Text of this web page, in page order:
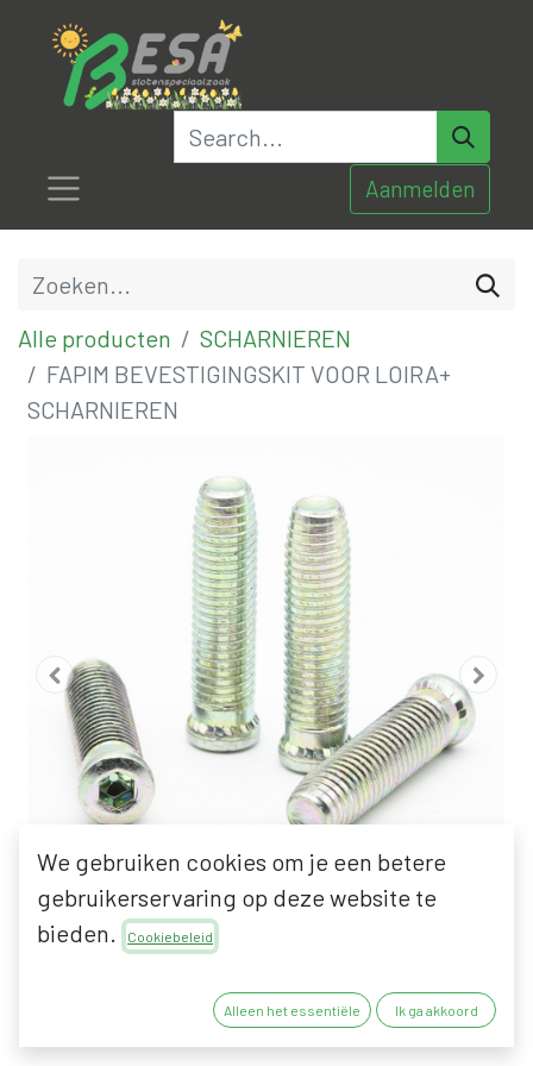
Aanmelden
Alle producten
SCHARNIEREN
FAPIM BEVESTIGINGSKIT VOOR LOIRA+
SCHARNIEREN
FAPIM BEVESTIGINGSKIT
VOOR LOIRA+
We gebruiken cookies om je een betere
gebruikerservaring op deze website te
bieden.
Cookiebeleid
Alleen het essentiële Ik ga akkoord